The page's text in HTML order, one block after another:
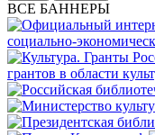
ВСЕ БАННЕРЫ